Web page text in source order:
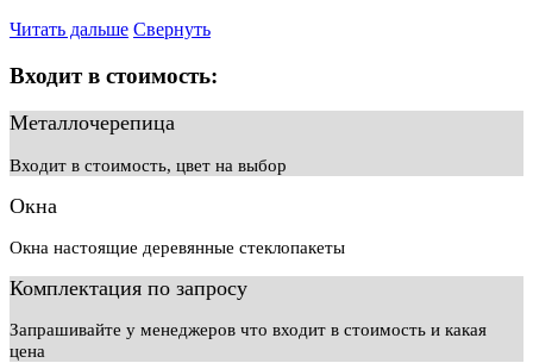
Читать дальше Свернуть
Входит в стоимость:
Металлочерепица
Входит в стоимость, цвет на выбор
Окна
Окна настоящие деревянные стеклопакеты
Комплектация по запросу
Запрашивайте у менеджеров что входит в стоимость и какая
цена